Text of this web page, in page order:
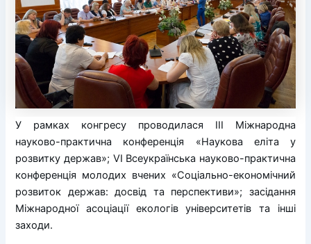
У рамках конгресу проводилася ІІІ Міжнародна
науково-практична конференція «Наукова еліта у
розвитку держав»; VI Всеукраїнська науково-практична
конференція молодих вчених «Соціально-економічний
розвиток держав: досвід та перспективи»; засідання
Міжнародної асоціації екологів університетів та інші
заходи.